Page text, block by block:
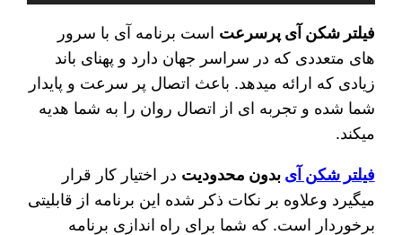
فیلتر شکن آی پرسرعت است برنامه آی با سرور
های متعددی که در سراسر جهان دارد و پهنای باند
زیادی که ارائه میدهد. باعث اتصال پر سرعت و پایدار
شما شده و تجربه ای از اتصال روان را به شما هدیه
میکند.
فیلتر شکن آی بدون محدودیت در اختیار کار قرار
میگیرد وعلاوه بر نکات ذکر شده این برنامه از قابلیتی
برخوردار است. که شما برای راه اندازی برنامه